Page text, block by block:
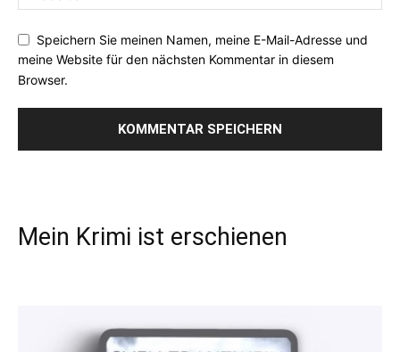
Speichern Sie meinen Namen, meine E-Mail-Adresse und
meine Website für den nächsten Kommentar in diesem
Browser.
Mein Krimi ist erschienen